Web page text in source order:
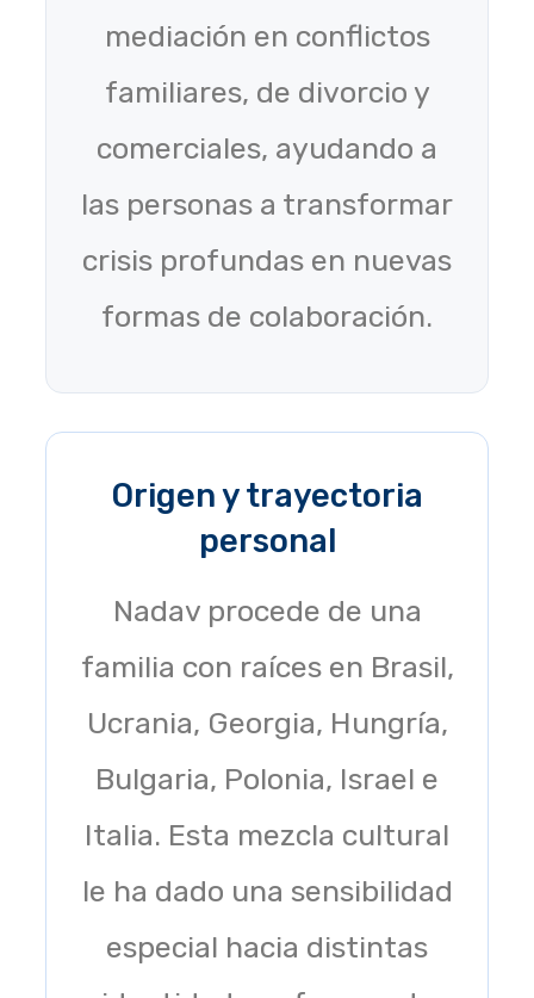
mediación en conflictos
familiares, de divorcio y
comerciales, ayudando a
las personas a transformar
crisis profundas en nuevas
formas de colaboración.
Origen y trayectoria
personal
Nadav procede de una
familia con raíces en Brasil,
Ucrania, Georgia, Hungría,
Bulgaria, Polonia, Israel e
Italia. Esta mezcla cultural
le ha dado una sensibilidad
especial hacia distintas